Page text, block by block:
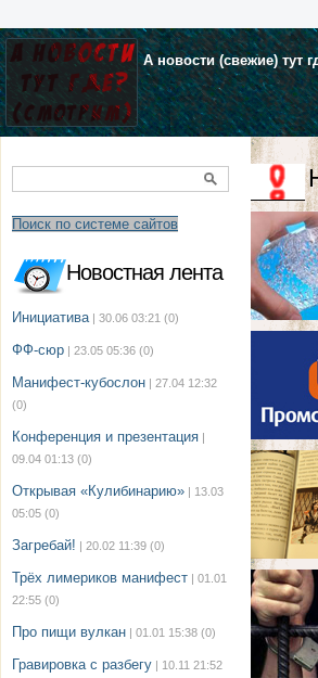
А новости (свежие) тут
Поиск по системе сайтов
Новостная лента
Инициатива | 30.06 03:21 (0)
ФФ-сюр | 23.05 05:36 (0)
Манифест-кубослон | 27.04 12:32
(0)
Конференция и презентация |
09.04 01:13 (0)
Открывая «Кулибинарию» | 13.03
05:05 (0)
Загребай! | 20.02 11:39 (0)
Трёх лимериков манифест | 01.01
22:55 (0)
Про пищи вулкан | 01.01 15:38 (0)
Гравировка с разбегу | 10.11 21:52